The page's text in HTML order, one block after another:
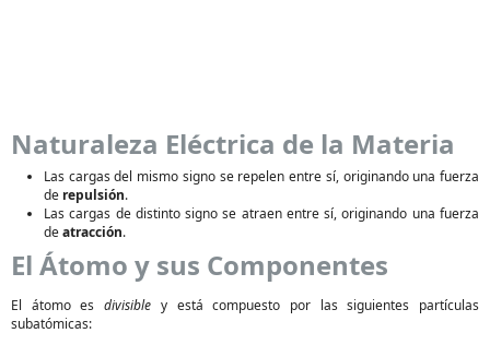
Naturaleza Eléctrica de la Materia
Las cargas del mismo signo se repelen entre sí, originando una fuerza
de repulsión.
Las cargas de distinto signo se atraen entre sí, originando una fuerza
deatracción.
El Átomo y sus Componentes
El átomo esdivisible y está compuesto por las siguientes partículas
subatómicas: